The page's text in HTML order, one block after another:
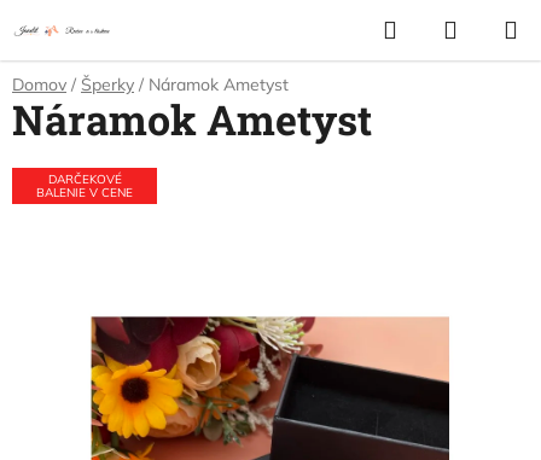
na
obsah
Hľadať
KOŠÍK
Domov / Šperky / Náramok Ametyst
Náramok Ametyst
DARČEKOVÉ
BALENIE V CENE